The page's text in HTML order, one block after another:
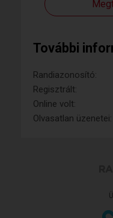
További
Randiazonosító:
Regisztrált:
Online volt:
Olvasatlan üzenetei: